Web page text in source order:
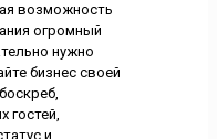
возможность
огромный
нужно
бизнес своей
гостей,
и